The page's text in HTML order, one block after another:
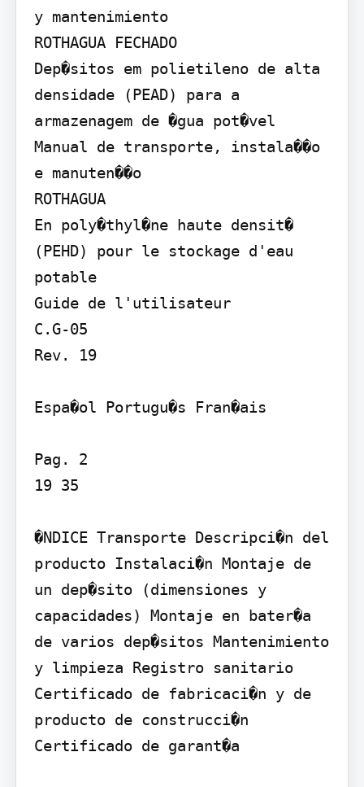
y mantenimiento
ROTHAGUA FECHADO
Dep�sitos em polietileno de alta
densidade (PEAD) para a
armazenagem de �gua pot�vel
Manual de transporte, instala��o
e manuten��o
ROTHAGUA
En poly�thyl�ne haute densit�
(PEHD) pour le stockage d'eau
potable
Guide de l'utilisateur
C.G-05
Rev. 19
Espa�ol Portugu�s Fran�ais
Pag. 2
19 35
�NDICE Transporte Descripci�n del
producto Instalaci�n Montaje de
un dep�sito (dimensiones y
capacidades) Montaje en bater�a
de varios dep�sitos Mantenimiento
y limpieza Registro sanitario
Certificado de fabricaci�n y de
producto de construcci�n
Certificado de garant�a